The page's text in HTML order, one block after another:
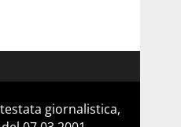
giornalistica,